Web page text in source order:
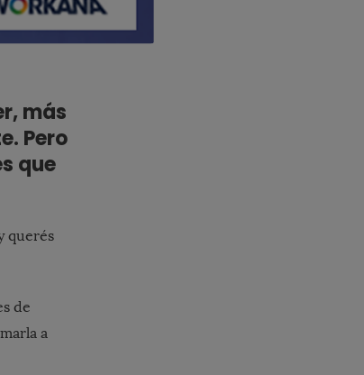
más
Pero
que
querés
de
a